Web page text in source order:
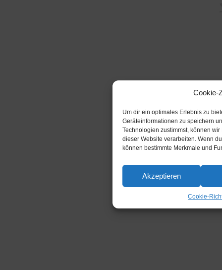
Cookie-
Um dir ein optimales Erlebnis zu
Geräteinformationen zu speichern
Technologien zustimmst, können
dieser Website verarbeiten. Wenn
können bestimmte Merkmale und
Akzeptieren
Cookie-